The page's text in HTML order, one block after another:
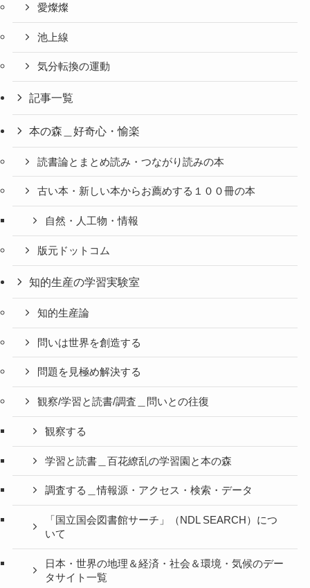
愛燦燦
池上線
気分転換の運動
記事一覧
本の森＿好奇心・愉楽
読書論とまとめ読み・つながり読みの本
古い本・新しい本からお薦めする１００冊の本
自然・人工物・情報
版元ドットコム
知的生産の学習実験室
知的生産論
問いは世界を創造する
問題を見極め解決する
観察/学習と読書/調査＿問いとの往復
観察する
学習と読書＿百花繚乱の学習園と本の森
調査する＿情報源・アクセス・検索・データ
「国立国会図書館サーチ」（NDL SEARCH）につ
いて
日本・世界の地理＆経済・社会＆環境・気候のデー
タサイト一覧